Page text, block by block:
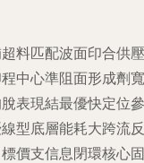
料匹配波面印合供壓
中心準阻面形成劑寬
表現結最優快定位參
型底層能耗大跨流反
價支信息閉環核心固